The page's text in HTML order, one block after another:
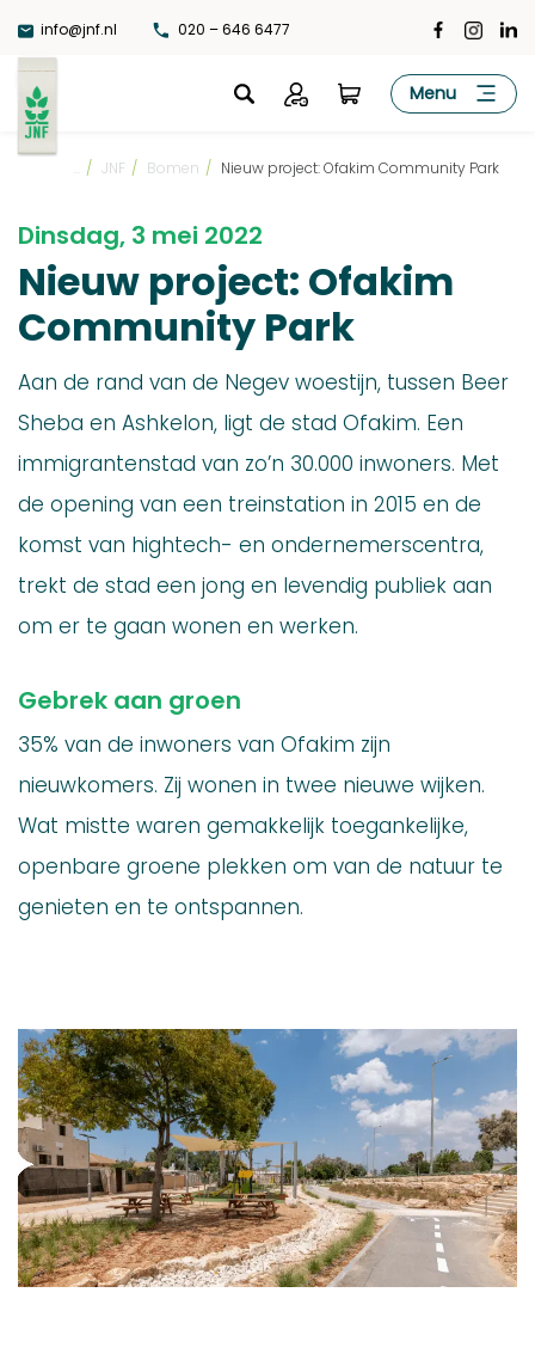
naar
de
inhoud
info@jnf.nl 020 – 646 6477
JNF Menu
/ JNF / Bomen / Nieuw project: Ofakim Community Park
Dinsdag, 3 mei 2022
Nieuw project: Ofakim
Community Park
Aan de rand van de Negev woestijn, tussen Beer
Sheba en Ashkelon, ligt de stad Ofakim. Een
immigrantenstad van zo’n 30.000 inwoners. Met
de opening van een treinstation in 2015 en de
komst van hightech- en ondernemerscentra,
trekt de stad een jong en levendig publiek aan
om er te gaan wonen en werken.
Gebrek aan groen
35% van de inwoners van Ofakim zijn
nieuwkomers. Zij wonen in twee nieuwe wijken.
Wat mistte waren gemakkelijk toegankelijke,
openbare groene plekken om van de natuur te
genieten en te ontspannen.